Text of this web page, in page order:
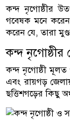
কন্দ নৃগোষ্ঠীর
গবেষক মনে করেন
করেন যে, তারা
কন্দ
কন্দ নৃগোষ্ঠী মূলত
এবং রায়গড়
ছত্তিশগড়ের কিছু